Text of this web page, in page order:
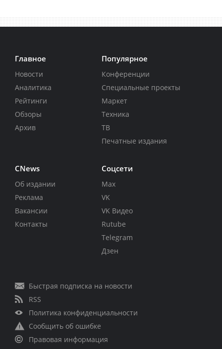
Главное
Новости
Аналитика
Рейтинги
Обзоры
Архив
Популярное
Конференции
Специальные проекты
Маркет
Техника
ТВ
Печатные издания
CNews
Об издании
Реклама
Вакансии
Контакты
Соцсети
Max
VK
VK Видео
Rutube
Telegram
Дзен
Быстрая подписка на новости
RSS
Политика конфиденциальности
Сообщить об ошибке
Правовая информация